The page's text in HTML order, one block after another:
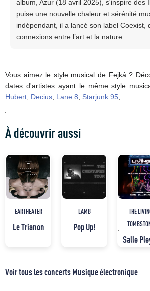
album, Azur (18 avril 2025), s'inspire des
puise une nouvelle chaleur et sérénité
indépendant, il a lancé son label Coexist,
connexions entre l’art et la nature.
Vous aimez le style musical de Fejká ?
dates d'artistes ayant le même style
Hubert Decius Lane 8 Starjunk 95
À découvrir aussi
EARTHEATER
Le Trianon
LAMB
Pop Up!
THE
Salle
Voir tous les concerts Musique électronique